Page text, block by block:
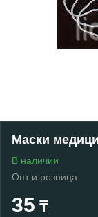
Маски
В наличии
Опт и розница
35 ₸